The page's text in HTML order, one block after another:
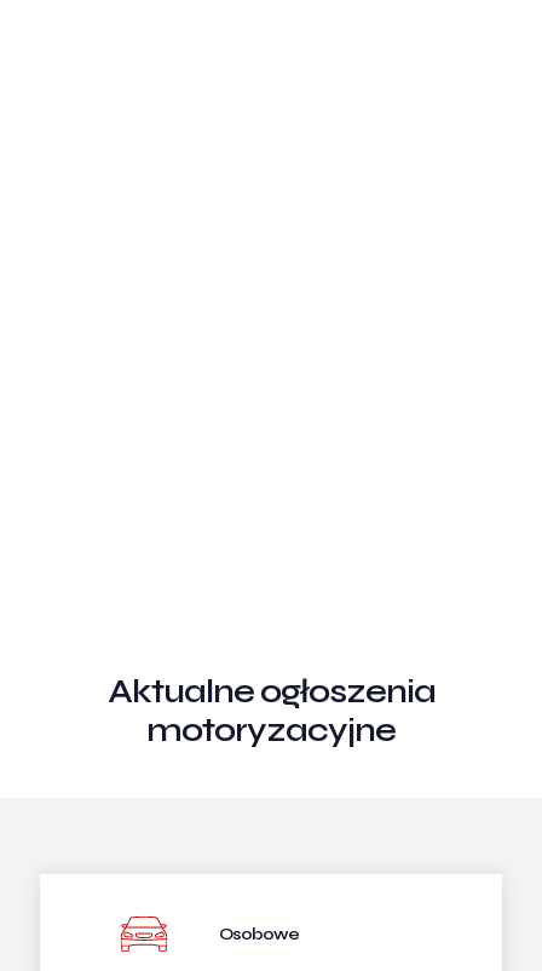
Aktualne ogłoszenia
motoryzacyjne
Osobowe